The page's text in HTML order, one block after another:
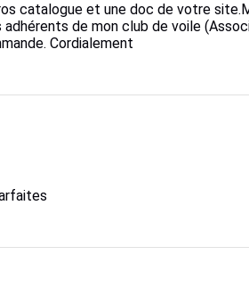
catalogue et une doc de votre
de mon club de voile
Cordialement